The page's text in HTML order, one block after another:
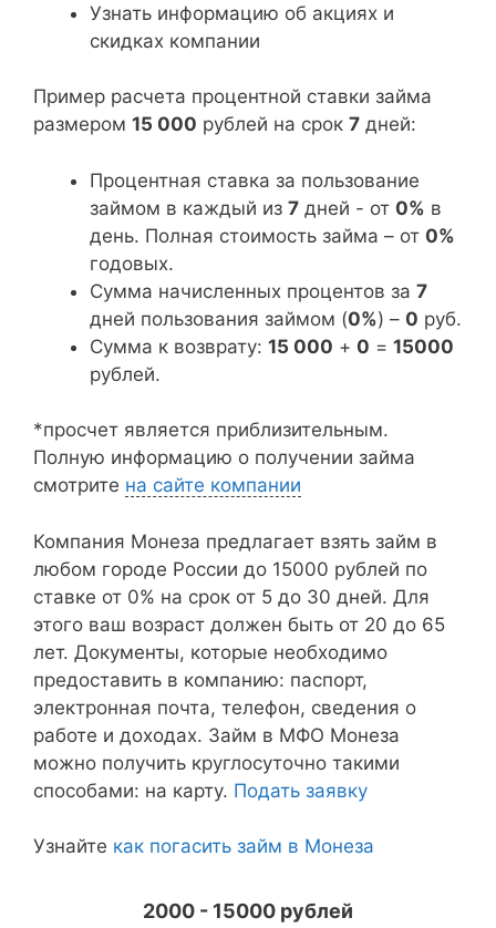
Узнать информацию об акциях и
скидках компании
Пример расчета процентной ставки займа
размером 15 000 рублей на срок 7 дней:
Процентная ставка за пользование
займом в каждый из 7 дней - от 0% в
день. Полная стоимость займа – от 0%
годовых.
Сумма начисленных процентов за 7
дней пользования займом (0%) – 0 руб.
Сумма к возврату: 15 000 + 0 = 15000
рублей.
*просчет является приблизительным.
Полную информацию о получении займа
смотрите на сайте компании
Компания Монеза предлагает взять займ в
любом городе России до 15000 рублей по
ставке от 0% на срок от 5 до 30 дней. Для
этого ваш возраст должен быть от 20 до 65
лет. Документы, которые необходимо
предоставить в компанию: паспорт,
электронная почта, телефон, сведения о
работе и доходах. Займ в МФО Монеза
можно получить круглосуточно такими
способами: на карту. Подать заявку
Узнайте как погасить займ в Монеза
2000 - 15000 рублей